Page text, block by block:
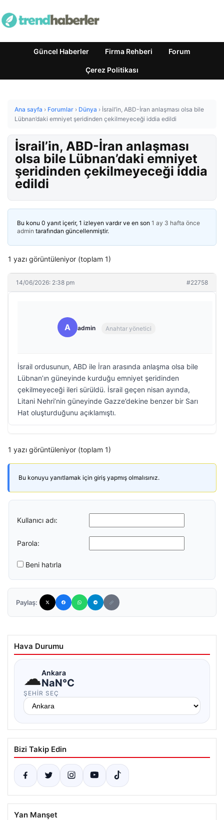
Güncel Haberler Firma Rehberi Forum
Çerez Politikası
Ana sayfa › Forumlar › Dünya › İsrail’in, ABD-İran anlaşması olsa bile
Lübnan’daki emniyet şeridinden çekilmeyeceği iddia edildi
İsrail’in, ABD-İran anlaşması
olsa bile Lübnan’daki emniyet
şeridinden çekilmeyeceği iddia
edildi
Bu konu 0 yanıt içerir, 1 izleyen vardır ve en son 1 ay 3 hafta önce
admin tarafından güncellenmiştir.
1 yazı görüntüleniyor (toplam 1)
14/06/2026: 2:38 pm #22758
A admin Anahtar yönetici
İsrail ordusunun, ABD ile İran arasında anlaşma olsa bile
Lübnan’ın güneyinde kurduğu emniyet şeridinden
çekilmeyeceği ileri sürüldü. İsrail geçen nisan ayında,
Litani Nehri’nin güneyinde Gazze’dekine benzer bir Sarı
Hat oluşturduğunu açıklamıştı.
1 yazı görüntüleniyor (toplam 1)
Bu konuyu yanıtlamak için giriş yapmış olmalısınız.
Kullanıcı adı:
Parola:
Beni hatırla
Paylaş:
Hava Durumu
☁Ankara
NaN°C
ŞEHIR SEÇ
Bizi Takip Edin
Yan Manşet